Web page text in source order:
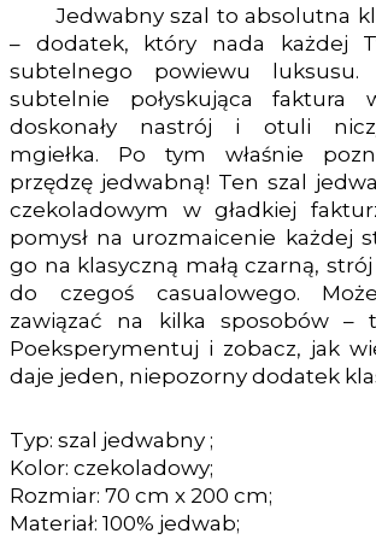
Jedwabny szal to absolutna
– dodatek, który nada każdej
subtelnego powiewu luksusu.
subtelnie połyskująca faktura
doskonały nastrój i otuli
mgiełka. Po tym właśnie
przędzę jedwabną! Ten szal
czekoladowym w gładkiej
pomysł na urozmaicenie każdej
go na klasyczną małą czarną,
do czegoś casualowego.
zawiązać na kilka sposobów –
Poeksperymentuj i zobacz, jak
daje jeden, niepozorny dodatek
Typ: szal jedwabny ;
Kolor: czekoladowy;
Rozmiar: 70 cm x 200 cm;
Materiał: 100% jedwab;